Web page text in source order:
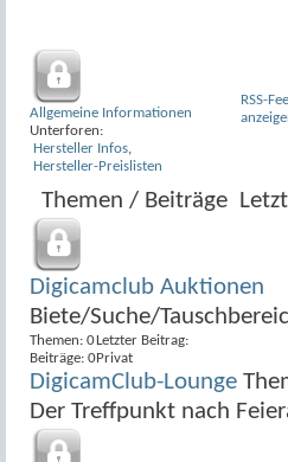
Allgemeine Informationen
Unterforen:
Hersteller Infos,
Hersteller-Preislisten
RSS-
Themen / Beiträge
Digicamclub Auktionen
Biete/Suche/
Themen: 0
Beiträge: 0
Letzter Beitrag:
Privat
DigicamClub-Lounge
Der Treffpunkt nach